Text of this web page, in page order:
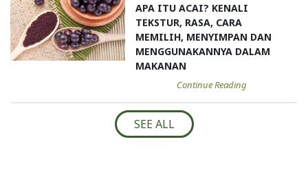
APA ITU ACAI? KENALI
TEKSTUR, RASA, CARA
MEMILIH, MENYIMPAN DAN
MENGGUNAKANNYA DALAM
MAKANAN
Continue Reading
SEE ALL